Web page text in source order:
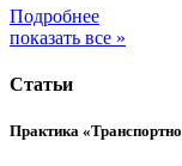
Подробнее
показать все »
Статьи
Практика